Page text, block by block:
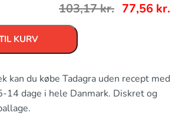
103,17kr. 77,56 kr.
KURV
kan du købe Tadagra uden recept med
14 dage i hele Danmark. Diskret og